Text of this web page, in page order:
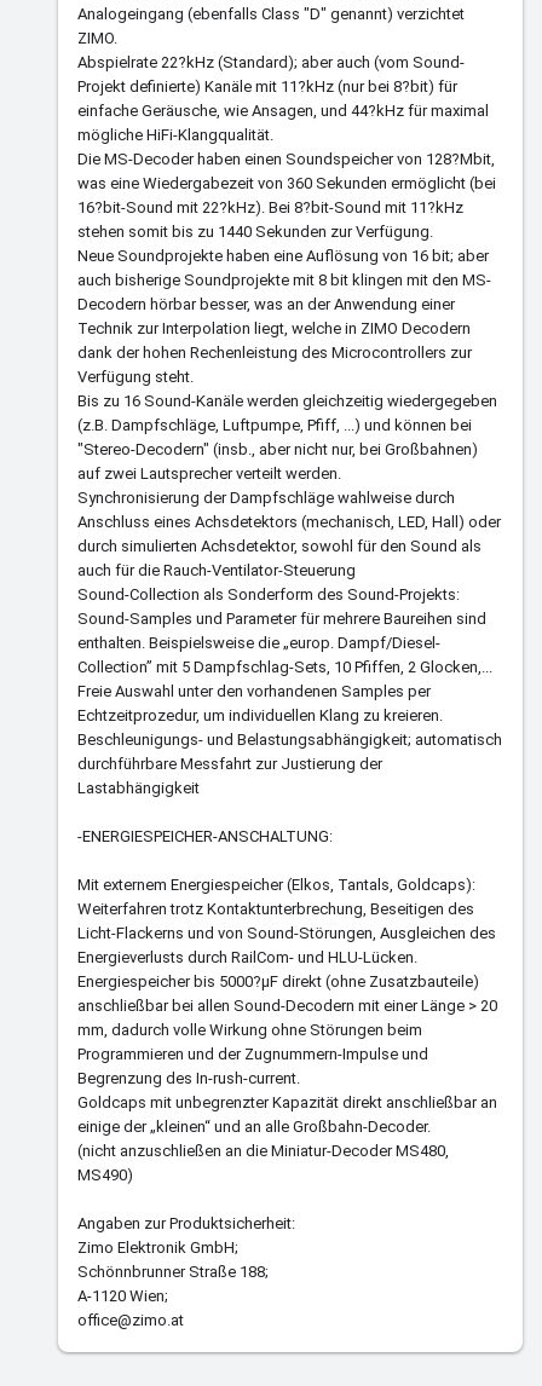
Analogeingang (ebenfalls Class "D" genannt) verzichtet
ZIMO.
Abspielrate 22?kHz (Standard); aber auch (vom Sound-
Projekt definierte) Kanäle mit 11?kHz (nur bei 8?bit) für
einfache Geräusche, wie Ansagen, und 44?kHz für maximal
mögliche HiFi-Klangqualität.
Die MS-Decoder haben einen Soundspeicher von 128?Mbit,
was eine Wiedergabezeit von 360 Sekunden ermöglicht (bei
16?bit-Sound mit 22?kHz). Bei 8?bit-Sound mit 11?kHz
stehen somit bis zu 1440 Sekunden zur Verfügung.
Neue Soundprojekte haben eine Auflösung von 16 bit; aber
auch bisherige Soundprojekte mit 8 bit klingen mit den MS-
Decodern hörbar besser, was an der Anwendung einer
Technik zur Interpolation liegt, welche in ZIMO Decodern
dank der hohen Rechenleistung des Microcontrollers zur
Verfügung steht.
Bis zu 16 Sound-Kanäle werden gleichzeitig wiedergegeben
(z.B. Dampfschläge, Luftpumpe, Pfiff, ...) und können bei
"Stereo-Decodern" (insb., aber nicht nur, bei Großbahnen)
auf zwei Lautsprecher verteilt werden.
Synchronisierung der Dampfschläge wahlweise durch
Anschluss eines Achsdetektors (mechanisch, LED, Hall) oder
durch simulierten Achsdetektor, sowohl für den Sound als
auch für die Rauch-Ventilator-Steuerung
Sound-Collection als Sonderform des Sound-Projekts:
Sound-Samples und Parameter für mehrere Baureihen sind
enthalten. Beispielsweise die „europ. Dampf/Diesel-
Collection” mit 5 Dampfschlag-Sets, 10 Pfiffen, 2 Glocken,...
Freie Auswahl unter den vorhandenen Samples per
Echtzeitprozedur, um individuellen Klang zu kreieren.
Beschleunigungs- und Belastungsabhängigkeit; automatisch
durchführbare Messfahrt zur Justierung der
Lastabhängigkeit
-ENERGIESPEICHER-ANSCHALTUNG:
Mit externem Energiespeicher (Elkos, Tantals, Goldcaps):
Weiterfahren trotz Kontaktunterbrechung, Beseitigen des
Licht-Flackerns und von Sound-Störungen, Ausgleichen des
Energieverlusts durch RailCom- und HLU-Lücken.
Energiespeicher bis 5000?µF direkt (ohne Zusatzbauteile)
anschließbar bei allen Sound-Decodern mit einer Länge > 20
mm, dadurch volle Wirkung ohne Störungen beim
Programmieren und der Zugnummern-Impulse und
Begrenzung des In-rush-current.
Goldcaps mit unbegrenzter Kapazität direkt anschließbar an
einige der „kleinen“ und an alle Großbahn-Decoder.
(nicht anzuschließen an die Miniatur-Decoder MS480,
MS490)
Angaben zur Produktsicherheit:
Zimo Elektronik GmbH;
Schönnbrunner Straße 188;
A-1120 Wien;
office@zimo.at